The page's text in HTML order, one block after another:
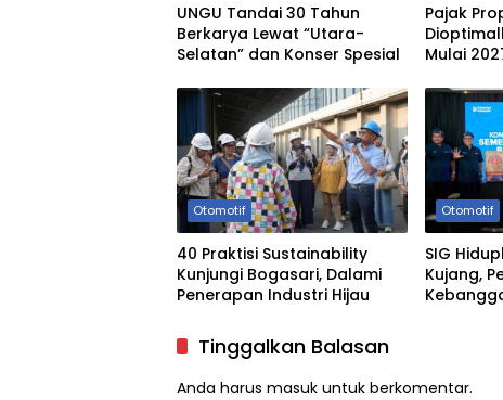
UNGU Tandai 30 Tahun
Berkarya Lewat “Utara-
Selatan” dan Konser Spesial
Pajak
Mulai
Otomotif
40 Praktisi Sustainability
Kunjungi Bogasari, Dalami
Penerapan Industri Hijau
Otomotif
SIG
Kujang,
Tinggalkan Balasan
Anda harus masuk untuk berkomentar.